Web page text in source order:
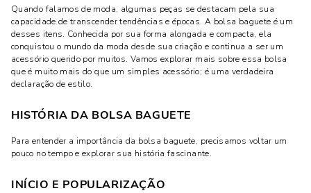
Quando falamos de moda, algumas peças se destacam pela sua
capacidade de transcender tendências e épocas. A bolsa baguete é um
desses itens. Conhecida por sua forma alongada e compacta, ela
conquistou o mundo da moda desde sua criação e continua a ser um
acessório querido por muitos. Vamos explorar mais sobre essa bolsa
que é muito mais do que um simples acessório; é uma verdadeira
declaração de estilo.
HISTÓRIA DA BOLSA BAGUETE
Para entender a importância da bolsa baguete, precisamos voltar um
pouco no tempo e explorar sua história fascinante.
INÍCIO E POPULARIZAÇÃO